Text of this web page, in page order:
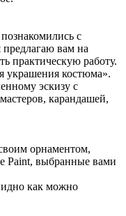
с
предлагаю вам на
практическую работу.
украшения костюма».
эскизу с
карандашей,
орнаментом,
Paint, выбранные вами
как можно